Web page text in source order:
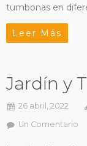
tumbonas en
Leer Más
Jardín y
26 abril, 2022
Un Comentario